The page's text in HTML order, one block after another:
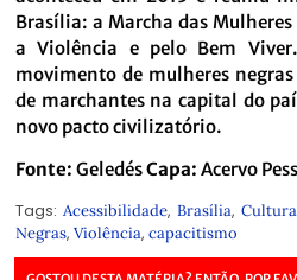
Brasília: a Marcha das
a Violência e pelo Bem
movimento de mulheres
de marchantes na capital do
novo pacto civilizatório.
Fonte: GeledésCapa: Acervo
Tags: Acessibilidade, Brasília, Cultura
Negras, Violência, capacitismo